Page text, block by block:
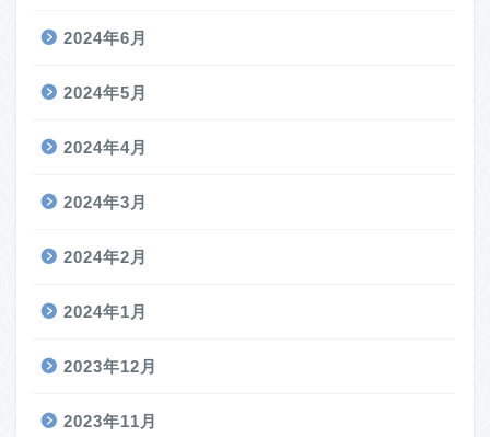
2024年6月
2024年5月
2024年4月
2024年3月
2024年2月
2024年1月
2023年12月
2023年11月